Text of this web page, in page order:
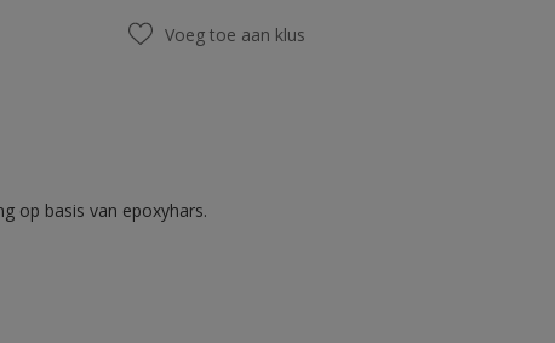
Voeg toe aan klus
op basis van epoxyhars.